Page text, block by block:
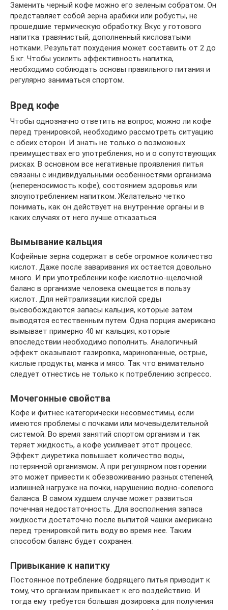
Заменить черный кофе можно его зеленым собратом. Он
представляет собой зерна арабики или робусты, не
прошедшие термическую обработку. Вкус у готового
напитка травянистый, дополненный кисловатыми
нотками. Результат похудения может составить от 2 до
5 кг. Чтобы усилить эффективность напитка,
необходимо соблюдать основы правильного питания и
регулярно заниматься спортом.
Вред кофе
Чтобы однозначно ответить на вопрос, можно ли кофе
перед тренировкой, необходимо рассмотреть ситуацию
с обеих сторон. И знать не только о возможных
преимуществах его употребления, но и о сопутствующих
рисках. В основном все негативные проявления питья
связаны с индивидуальными особенностями организма
(непереносимость кофе), состоянием здоровья или
злоупотреблением напитком. Желательно четко
понимать, как он действует на внутренние органы и в
каких случаях от него лучше отказаться.
Вымывание кальция
Кофейные зерна содержат в себе огромное количество
кислот. Даже после заваривания их остается довольно
много. И при употреблении кофе кислотно-щелочной
баланс в организме человека смещается в пользу
кислот. Для нейтрализации кислой среды
высвобождаются запасы кальция, которые затем
выводятся естественным путем. Одна порция американо
вымывает примерно 40 мг кальция, которые
впоследствии необходимо пополнить. Аналогичный
эффект оказывают газировка, маринованные, острые,
кислые продукты, манка и мясо. Так что внимательно
следует отнестись не только к потреблению эспрессо.
Мочегонные свойства
Кофе и фитнес категорически несовместимы, если
имеются проблемы с почками или мочевыделительной
системой. Во время занятий спортом организм и так
теряет жидкость, а кофе усиливает этот процесс.
Эффект диуретика повышает количество воды,
потерянной организмом. А при регулярном повторении
это может привести к обезвоживанию разных степеней,
излишней нагрузке на почки, нарушению водно-солевого
баланса. В самом худшем случае может развиться
почечная недостаточность. Для восполнения запаса
жидкости достаточно после выпитой чашки американо
перед тренировкой пить воду во время нее. Таким
способом баланс будет сохранен.
Привыкание к напитку
Постоянное потребление бодрящего питья приводит к
тому, что организм привыкает к его воздействию. И
тогда ему требуется большая дозировка для получения